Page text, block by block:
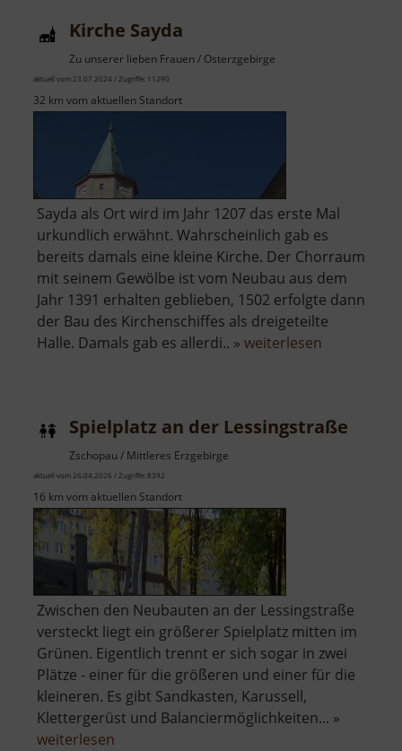
Kirche Sayda
Zu unserer lieben Frauen / Osterzgebirge
aktuell vom 23.07.2024 / Zugriffe: 11290
32 km vom aktuellen Standort
Sayda als Ort wird im Jahr 1207 das erste Mal
urkundlich erwähnt. Wahrscheinlich gab es
bereits damals eine kleine Kirche. Der Chorraum
mit seinem Gewölbe ist vom Neubau aus dem
Jahr 1391 erhalten geblieben, 1502 erfolgte dann
der Bau des Kirchenschiffes als dreigeteilte
Halle. Damals gab es allerdi.. » weiterlesen
Spielplatz an der Lessingstraße
Zschopau / Mittleres Erzgebirge
aktuell vom 26.04.2026 / Zugriffe: 8392
16 km vom aktuellen Standort
Zwischen den Neubauten an der Lessingstraße
versteckt liegt ein größerer Spielplatz mitten im
Grünen. Eigentlich trennt er sich sogar in zwei
Plätze - einer für die größeren und einer für die
kleineren. Es gibt Sandkasten, Karussell,
Klettergerüst und Balanciermöglichkeiten... »
weiterlesen